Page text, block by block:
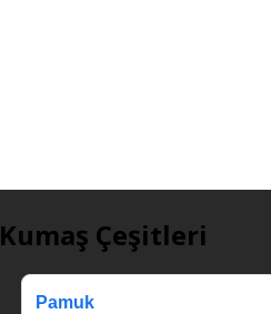
Kumaş Çeşitleri
Pamuk